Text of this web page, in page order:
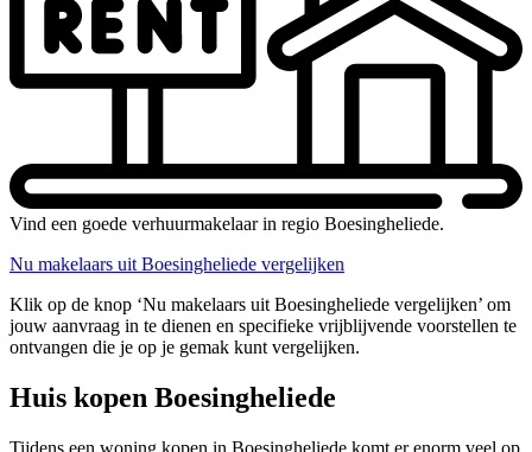
Vind een goede verhuurmakelaar in regio Boesingheliede.
Nu makelaars uit Boesingheliede vergelijken
Klik op de knop ‘Nu makelaars uit Boesingheliede vergelijken’ om
jouw aanvraag in te dienen en specifieke vrijblijvende voorstellen te
ontvangen die je op je gemak kunt vergelijken.
Huis kopen Boesingheliede